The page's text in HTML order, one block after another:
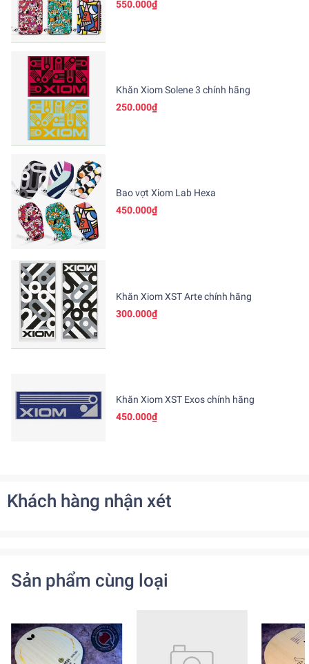
550.000₫
Khăn Xiom Solene 3 chính hãng
250.000₫
Bao vợt Xiom Lab Hexa
450.000₫
Khăn Xiom XST Arte chính hãng
300.000₫
Khăn Xiom XST Exos chính hãng
450.000₫
Khách hàng nhận xét
Sản phẩm cùng loại